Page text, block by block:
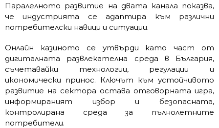
Паралелното развитие на двата канала показва,
че индустрията се адаптира към различни
потребителски навици и ситуации.
Онлайн казиното се утвърди като част от
дигиталната развлекателна среда в България,
съчетавайки технологии, регулации и
икономически принос. Ключът към устойчивото
развитие на сектора остава отговорната игра,
информираният избор и безопасната,
контролирана среда за пълнолетните
потребители.